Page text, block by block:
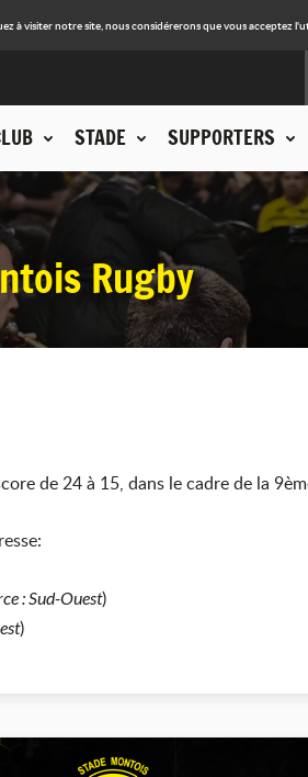
à visiter notre site, nous considérerons que vous acceptez
STADE SUPPORTERS
Rugby
de 24 à 15, dans le cadre de la
: Sud-Ouest)
)